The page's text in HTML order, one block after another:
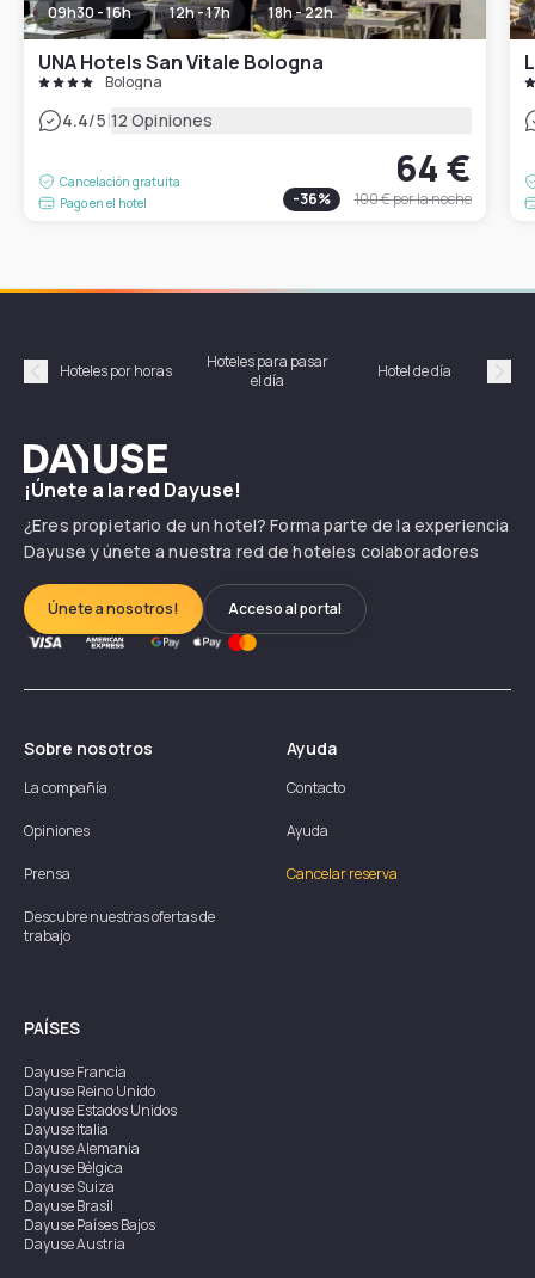
09h30 - 16h 12h - 17h 18h - 22h
UNA Hotels San Vitale Bologna
Bologna
4.4/5|12 Opiniones
Cancelación gratuita
Pago en el hotel
64 €
-36% 100 €por la noche
Précédent
Hoteles por horas
Hoteles para pasar
el día
Hotel de día
Dayuse
¡Únete a la red Dayuse!
¿Eres propietario de un hotel? Forma parte de la experiencia
Dayuse y únete a nuestra red de hoteles colaboradores
Únete a nosotros! Acceso al portal
Sobre nosotros
La compañía
Opiniones
Prensa
Descubre nuestras ofertas de
trabajo
Ayuda
Contacto
Ayuda
Cancelar reserva
PAÍSES
DayuseFrancia
DayuseReino Unido
DayuseEstados Unidos
DayuseItalia
DayuseAlemania
DayuseBélgica
DayuseSuiza
DayuseBrasil
DayusePaíses Bajos
DayuseAustria